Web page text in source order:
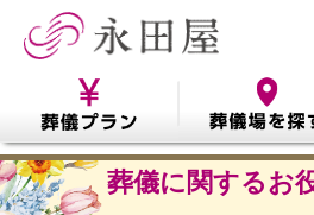
葬儀に関するお